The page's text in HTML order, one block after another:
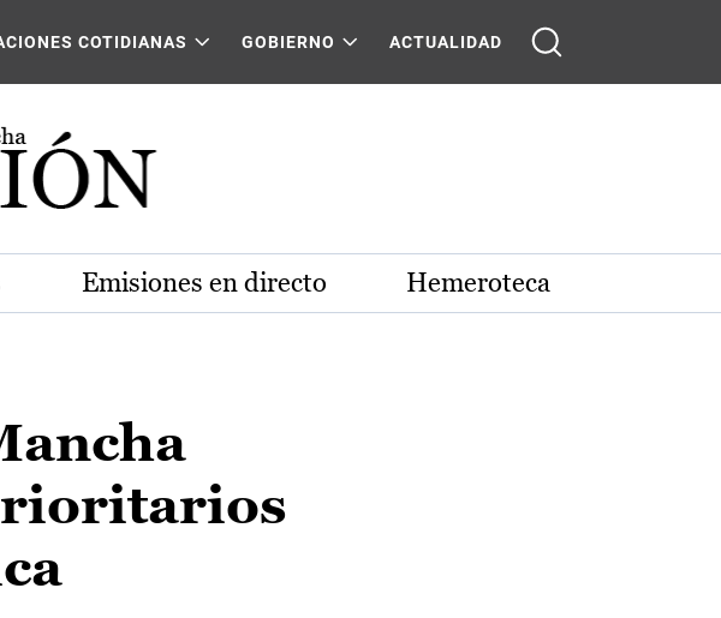
COTIDIANAS GOBIERNO ACTUALIDAD
Emisiones en directo Hemeroteca